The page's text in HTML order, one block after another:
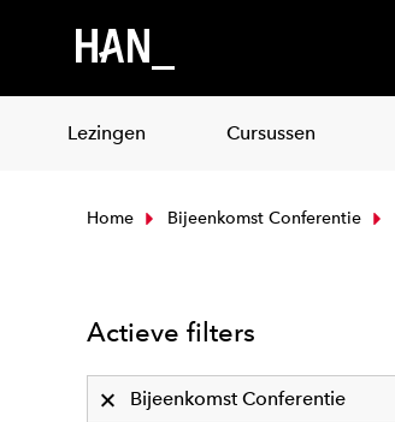
Lezingen Cursussen
Home Bijeenkomst Conferentie
Actieve filters
Bijeenkomst Conferentie